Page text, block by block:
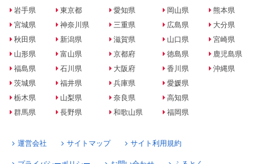
岩手県
宮城県
秋田県
山形県
福島県
茨城県
栃木県
群馬県
東京都
神奈川県
新潟県
富山県
石川県
福井県
山梨県
長野県
愛知県
三重県
滋賀県
京都府
大阪府
兵庫県
奈良県
和歌山県
岡山県
広島県
山口県
徳島県
香川県
愛媛県
高知県
福岡県
熊本県
大分県
宮崎県
鹿児島県
沖縄県
運営会社 サイトマップ サイト利用規約